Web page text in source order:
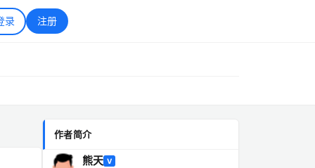
录 注册
作者简介
熊天 V